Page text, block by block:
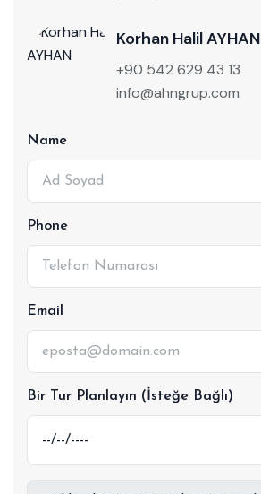
Korhan Halil AYHAN
+90 542 629 43 13
info@ahngrup.com
Name
Phone
Email
Bir Tur Planlayın (İsteğe Bağlı)